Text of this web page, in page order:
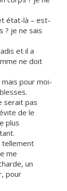
état-là – est-
? je ne sais
et il a
ne doit
pour moi-
serait pas
de le
plus
tellement
me
un
pour